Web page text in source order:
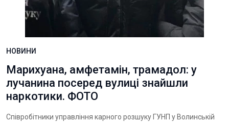
НОВИНИ
Марихуана, амфетамін, трамадол: у
лучанина посеред вулиці знайшли
наркотики. ФОТО
Співробітники управління карного розшуку ГУНП у Волинській